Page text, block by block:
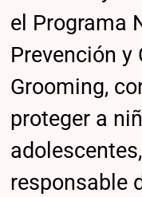
el Programa
Prevención y
Grooming,
proteger a
responsable